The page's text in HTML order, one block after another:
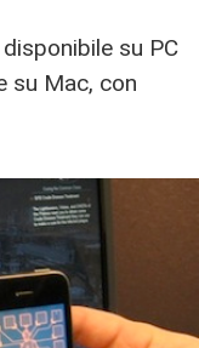
su PC
su Mac, con